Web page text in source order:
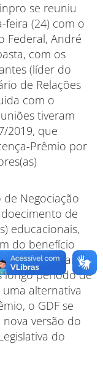
se reuniu
feira (24) com o
Federal, André
com os
(líder do
de Relações
com o
tiveram
2019, que
Prêmio por
Negociação
de
educacionais,
do benefício
médicas para
longo período de
alternativa
o GDF se
versão do
do